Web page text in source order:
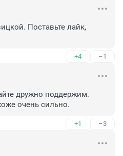
Поставьте лайк,
+4 –1
дружно поддержим.
очень сильно.
+1 –3